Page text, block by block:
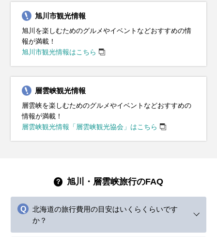
旭川市観光情報
旭川を楽しむためのグルメやイベントなどおすすめの情
報が満載！
旭川市観光情報はこちら
層雲峡観光情報
層雲峡を楽しむためのグルメやイベントなどおすすめの
情報が満載！
層雲峡観光情報「層雲峡観光協会」はこちら
旭川・層雲峡旅行のFAQ
北海道の旅行費用の目安はいくらくらいです
か？